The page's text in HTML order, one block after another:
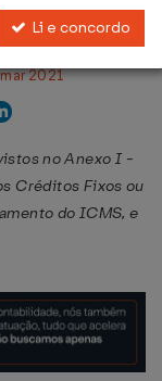
03/2021
2021
no Anexo I -
Créditos Fixos ou
do ICMS, e
Li e concordo